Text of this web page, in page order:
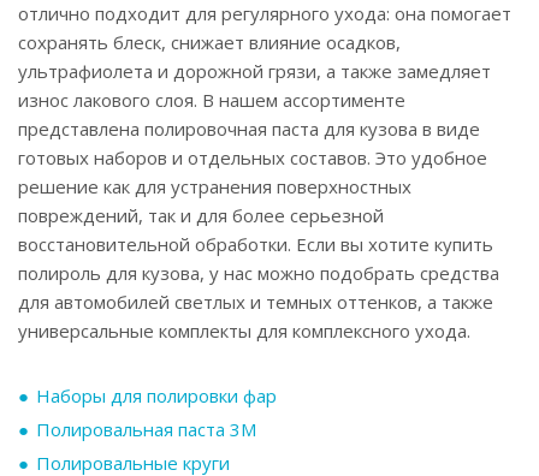
отлично подходит для регулярного ухода: она помогает
сохранять блеск, снижает влияние осадков,
ультрафиолета и дорожной грязи, а также замедляет
износ лакового слоя. В нашем ассортименте
представлена полировочная паста для кузова в виде
готовых наборов и отдельных составов. Это удобное
решение как для устранения поверхностных
повреждений, так и для более серьезной
восстановительной обработки. Если вы хотите купить
полироль для кузова, у нас можно подобрать средства
для автомобилей светлых и темных оттенков, а также
универсальные комплекты для комплексного ухода.
Наборы для полировки фар
Полировальная паста 3M
Полировальные круги